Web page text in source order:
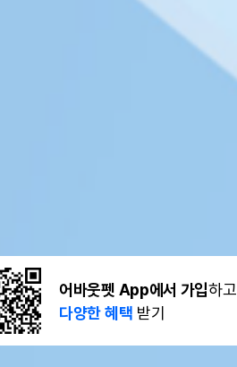
어바웃펫 App에서 가입하고
다양한 혜택 받기